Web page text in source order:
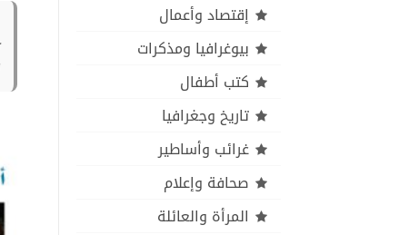
إقتصاد وأعمال
بيوغرافيا ومذكرات
كتب أطفال
تاريخ وجغرافيا
غرائب وأساطير
صحافة وإعلام
المرأة والعائلة